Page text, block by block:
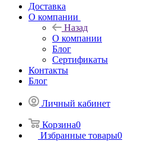
Доставка
О компании
Назад
О компании
Блог
Сертификаты
Контакты
Блог
Личный кабинет
Корзина0
Избранные товары0